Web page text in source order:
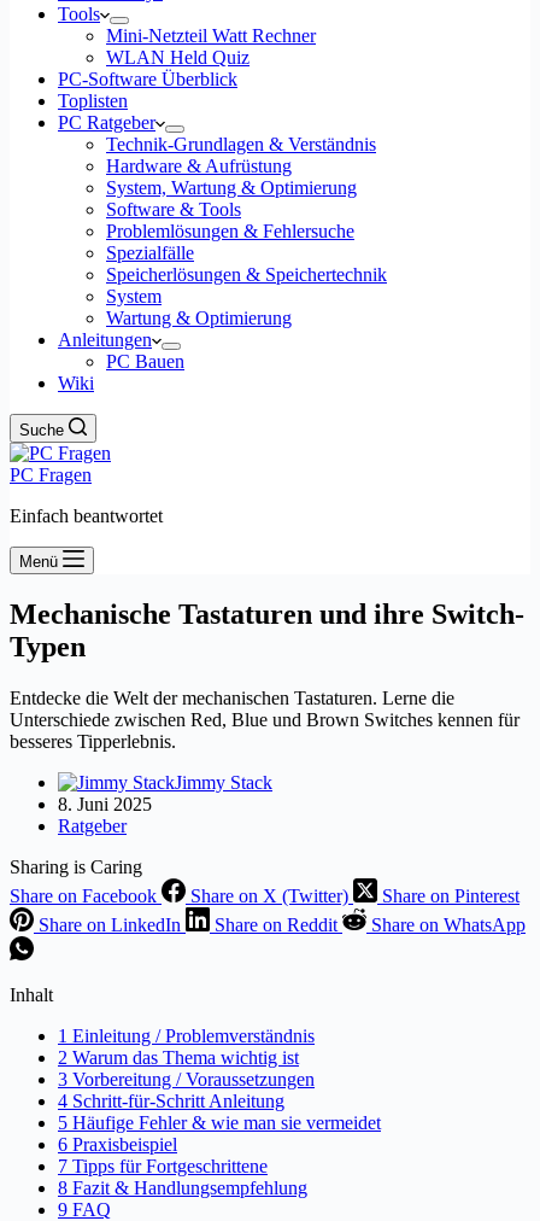
Tools
Mini-Netzteil Watt Rechner
WLAN Held Quiz
PC-Software Überblick
Toplisten
PC Ratgeber
Technik-Grundlagen & Verständnis
Hardware & Aufrüstung
System, Wartung & Optimierung
Software & Tools
Problemlösungen & Fehlersuche
Spezialfälle
Speicherlösungen & Speichertechnik
System
Wartung & Optimierung
Anleitungen
PC Bauen
Wiki
Suche
PC Fragen
Einfach beantwortet
Menü
Mechanische Tastaturen und ihre Switch-
Typen
Entdecke die Welt der mechanischen Tastaturen. Lerne die
Unterschiede zwischen Red, Blue und Brown Switches kennen für
besseres Tipperlebnis.
Jimmy Stack
8. Juni 2025
Ratgeber
Sharing is Caring
Share on Facebook
Share on X (Twitter)
Share on Pinterest
Share on LinkedIn
Share on Reddit Share on WhatsApp
Inhalt
1 Einleitung / Problemverständnis
2 Warum das Thema wichtig ist
3 Vorbereitung / Voraussetzungen
4 Schritt-für-Schritt Anleitung
5 Häufige Fehler & wie man sie vermeidet
6 Praxisbeispiel
7 Tipps für Fortgeschrittene
8 Fazit & Handlungsempfehlung
9 FAQ